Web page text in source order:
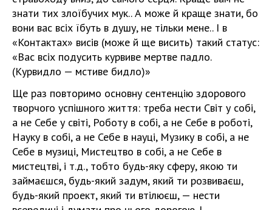
знати тих злоїбучих мук.. А може й краще знати, бо
вони вас всіх їбуть в душу, не тільки мене.. І в
«Контактах» висів (може й ще висить) такий статус:
«Вас всіх подусить курвиве мертве падло.
(Курвидло — мстиве бидло)»
Ще раз повторимо основну сентенцію здорового
творчого успішного життя: треба нести Світ у собі,
а не Себе у світі, Роботу в собі, а не Себе в роботі,
Науку в собі, а не Себе в науці, Музику в собі, а не
Себе в музиці, Мистецтво в собі, а не Себе в
мистецтві, і т.д., тобто будь-яку сферу, якою ти
займаєшся, будь-який задум, який ти розвиваєш,
будь-який проект, який ти втілюєш, — нести